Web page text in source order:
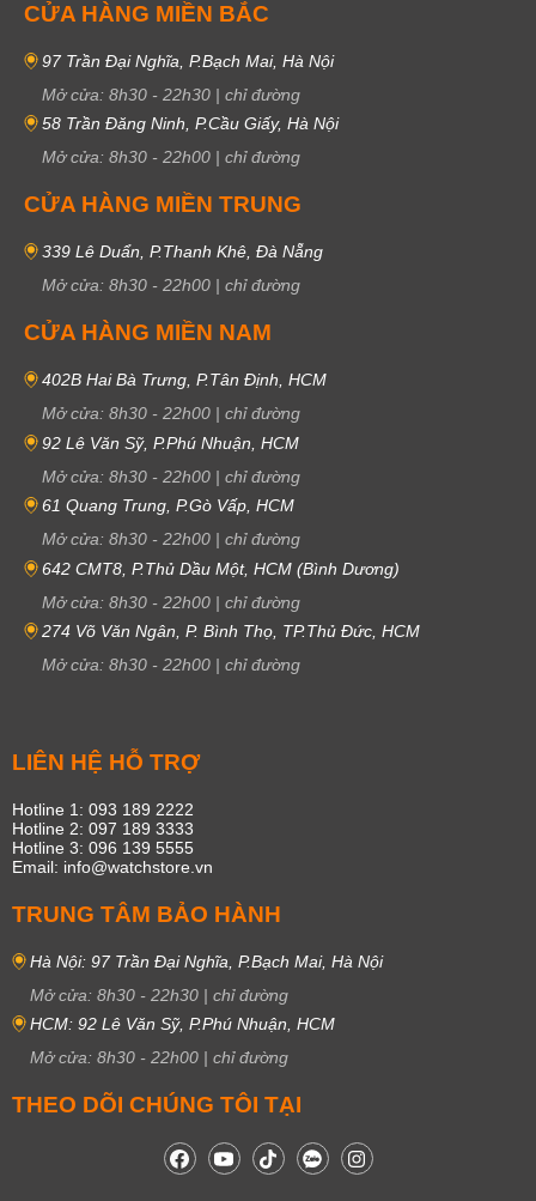
CỬA HÀNG MIỀN BẮC
97 Trần Đại Nghĩa, P.Bạch Mai, Hà Nội
Mở cửa: 8h30 - 22h30 | chỉ đường
58 Trần Đăng Ninh, P.Cầu Giấy, Hà Nội
Mở cửa: 8h30 - 22h00 | chỉ đường
CỬA HÀNG MIỀN TRUNG
339 Lê Duẩn, P.Thanh Khê, Đà Nẵng
Mở cửa: 8h30 - 22h00 | chỉ đường
CỬA HÀNG MIỀN NAM
402B Hai Bà Trưng, P.Tân Định, HCM
Mở cửa: 8h30 - 22h00 | chỉ đường
92 Lê Văn Sỹ, P.Phú Nhuận, HCM
Mở cửa: 8h30 - 22h00 | chỉ đường
61 Quang Trung, P.Gò Vấp, HCM
Mở cửa: 8h30 - 22h00 | chỉ đường
642 CMT8, P.Thủ Dầu Một, HCM (Bình Dương)
Mở cửa: 8h30 - 22h00 | chỉ đường
274 Võ Văn Ngân, P. Bình Thọ, TP.Thủ Đức, HCM
Mở cửa: 8h30 - 22h00 | chỉ đường
LIÊN HỆ HỖ TRỢ
Hotline 1: 093 189 2222
Hotline 2: 097 189 3333
Hotline 3: 096 139 5555
Email: info@watchstore.vn
TRUNG TÂM BẢO HÀNH
Hà Nội: 97 Trần Đại Nghĩa, P.Bạch Mai, Hà Nội
Mở cửa: 8h30 - 22h30 | chỉ đường
HCM: 92 Lê Văn Sỹ, P.Phú Nhuận, HCM
Mở cửa: 8h30 - 22h00 | chỉ đường
THEO DÕI CHÚNG TÔI TẠI